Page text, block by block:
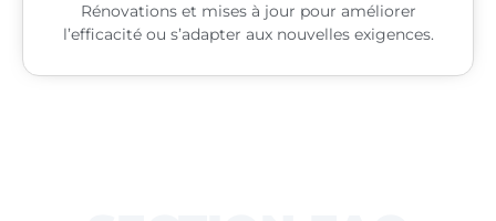
Rénovations et mises à jour pour améliorer
l’efficacité ou s’adapter aux nouvelles exigences.